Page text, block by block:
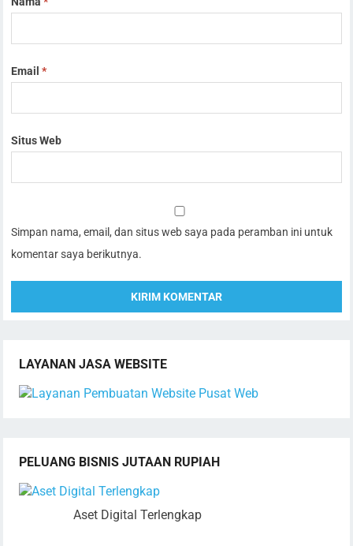
Email*
Situs Web
Simpan nama, email, dan situs web saya pada peramban ini untuk
komentar saya berikutnya.
LAYANAN JASA WEBSITE
PELUANG BISNIS JUTAAN RUPIAH
Aset Digital Terlengkap